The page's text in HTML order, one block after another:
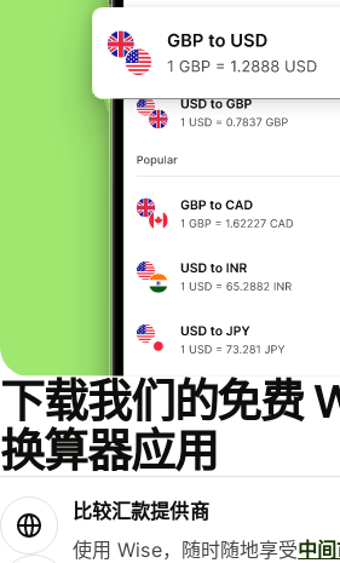
下载我们的免费
换算器应用
比较汇款提供商
使用 Wise，随时随地享受中